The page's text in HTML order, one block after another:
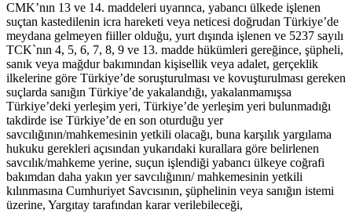
CMK’nın 13 ve 14. maddeleri uyarınca, yabancı ülkede işlenen
suçtan kastedilenin icra hareketi veya neticesi doğrudan Türkiye’de
meydana gelmeyen fiiller olduğu, yurt dışında işlenen ve 5237 sayılı
TCK`nın 4, 5, 6, 7, 8, 9 ve 13. madde hükümleri gereğince, şüpheli,
sanık veya mağdur bakımından kişisellik veya adalet, gerçeklik
ilkelerine göre Türkiye’de soruşturulması ve kovuşturulması gereken
suçlarda sanığın Türkiye’de yakalandığı, yakalanmamışsa
Türkiye’deki yerleşim yeri, Türkiye’de yerleşim yeri bulunmadığı
takdirde ise Türkiye’de en son oturduğu yer
savcılığının/mahkemesinin yetkili olacağı, buna karşılık yargılama
hukuku gerekleri açısından yukarıdaki kurallara göre belirlenen
savcılık/mahkeme yerine, suçun işlendiği yabancı ülkeye coğrafi
bakımdan daha yakın yer savcılığının/ mahkemesinin yetkili
kılınmasına Cumhuriyet Savcısının, şüphelinin veya sanığın istemi
üzerine, Yargıtay tarafından karar verilebileceği,